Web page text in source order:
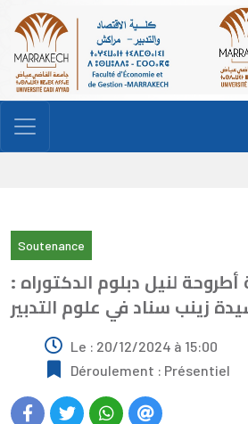
Soutenance
لنيل دبلوم الدكتوراه :
زينب سناد في علوم التدبير
Le : 20/12/2024 à 15:00
Déroulement : Présentiel